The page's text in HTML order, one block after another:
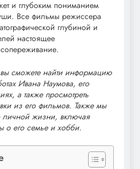
и глубоким пониманием
Все фильмы режиссера
глубиной и
настоящее
сможете найти информацию
Ивана Наумова, его
а также просмотреть
из его фильмов. Также мы
личной жизни, включая
о его семье и хобби.